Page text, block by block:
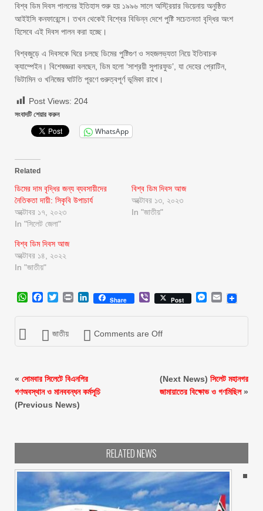
বিশ্ব ডিম দিবস পালনের ইতিহাস শুরু হয় ১৯৯৬ সালে অস্ট্রিয়ার ভিয়েনায় অনুষ্ঠিত
আইইসি কনফারেন্সে। তখন থেকেই বিশ্বের বিভিন্ন দেশে পুষ্টি সচেতনতা বৃদ্ধির অংশ
হিসেবে এই দিবস পালন করা হচ্ছে।
বিশ্বজুড়ে এ দিবসকে ঘিরে চলছে ডিমের পুষ্টিগুণ ও সহজলভ্যতা নিয়ে ইতিবাচক
ক্যাম্পেইন। বিশেষজ্ঞরা বলছেন, ডিম হলো ‘সাশ্রয়ী সুপারফুড’, যা দেহের প্রোটিন,
ভিটামিন ও খনিজের ঘাটতি পূরণে গুরুত্বপূর্ণ ভূমিকা রাখে।
Post Views: 204
সংবাদটি শেয়ার করুন
WhatsApp
Related
ডিমের দাম বৃদ্ধির জন্য ব্যবসায়ীদের
নৈতিকতা দায়ী: সিকৃবি উপাচার্য
অক্টোবর ১৭, ২০২৩
In "সিলেট জেলা"
বিশ্ব ডিম দিবস আজ
অক্টোবর ১৩, ২০২৩
In "জাতীয়"
বিশ্ব ডিম দিবস আজ
অক্টোবর ১৪, ২০২২
In "জাতীয়"
WhatsApp
Facebook
Twitter
Print LinkedIn
Share ViberPost Messenger
Email
জাতীয় Comments are Off
« সোমবার সিলেটে বিএনপির
গণঅবস্থান ও মানববন্ধন কর্মসূচি
(Previous News)
(Next News) সিলেট মহানগর
জামায়াতের বিক্ষোভ ও গণমিছিল»
RELATED NEWS